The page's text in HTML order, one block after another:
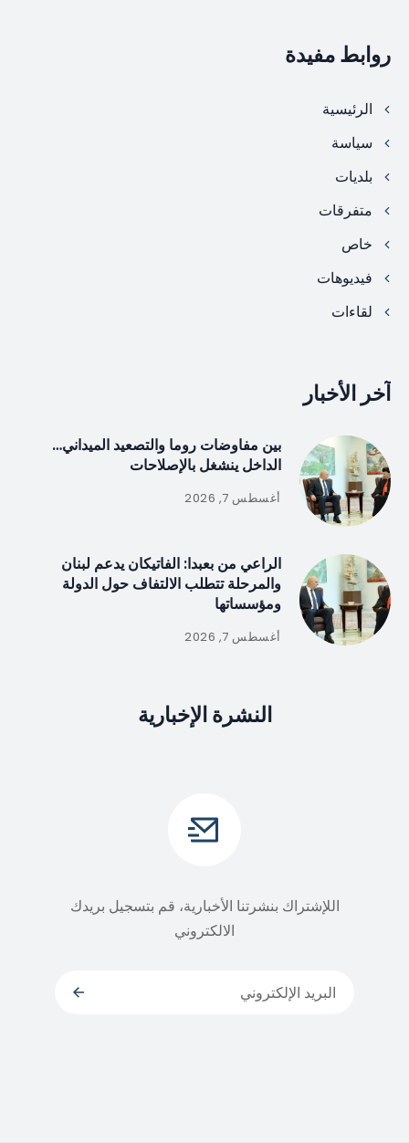
روابط مفيدة
الرئيسية
سياسة
بلديات
متفرقات
خاص
فيديوهات
لقاءات
آخر الأخبار
بين مفاوضات روما والتصعيد الميداني…
الداخل ينشغل بالإصلاحات
أغسطس 7, 2026
الراعي من بعبدا: الفاتيكان يدعم لبنان
والمرحلة تتطلب الالتفاف حول الدولة
ومؤسساتها
أغسطس 7, 2026
النشرة الإخبارية
اللإشتراك بنشرتنا الأخبارية، قم بتسجيل بريدك
الالكتروني